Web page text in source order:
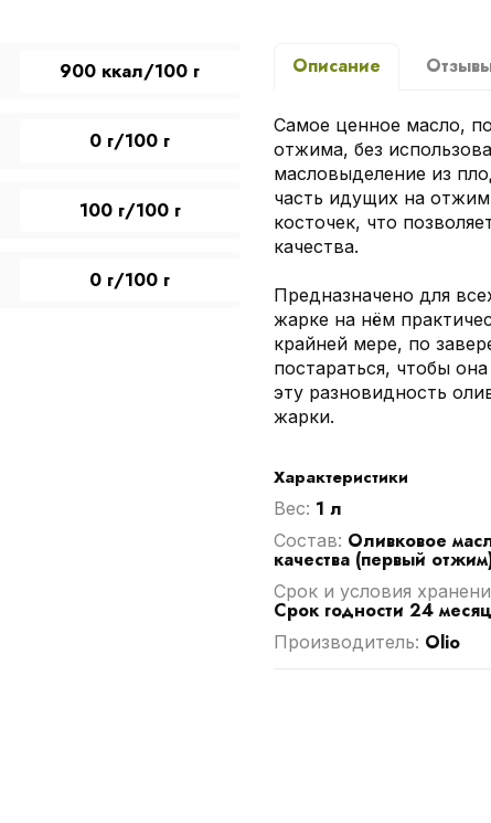
900 ккал/100 г
0 г/100 г
100 г/100 г
0 г/100 г
Описание
Самое ценное масло,
отжима, без
масловыделение из
часть идущих на
косточек, что
качества.
Предназначено для
жарке на нём
крайней мере, по
постараться, чтобы
эту разновидность
жарки.
Характеристики
Вес: 1 л
Cостав: Оливковое
качества (первый
Срок и условия
Срок годности 24
Производитель: Olio